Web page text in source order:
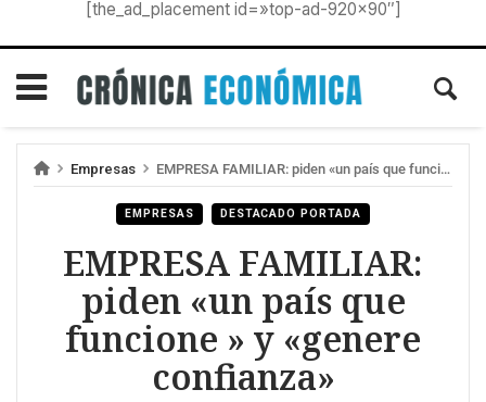
[the_ad_placement id=»top-ad-920×90″]
Empresas EMPRESA FAMILIAR: piden «un país que funcione » y «genere confianza»
EMPRESAS DESTACADO PORTADA
EMPRESA FAMILIAR:
piden «un país que
funcione » y «genere
confianza»